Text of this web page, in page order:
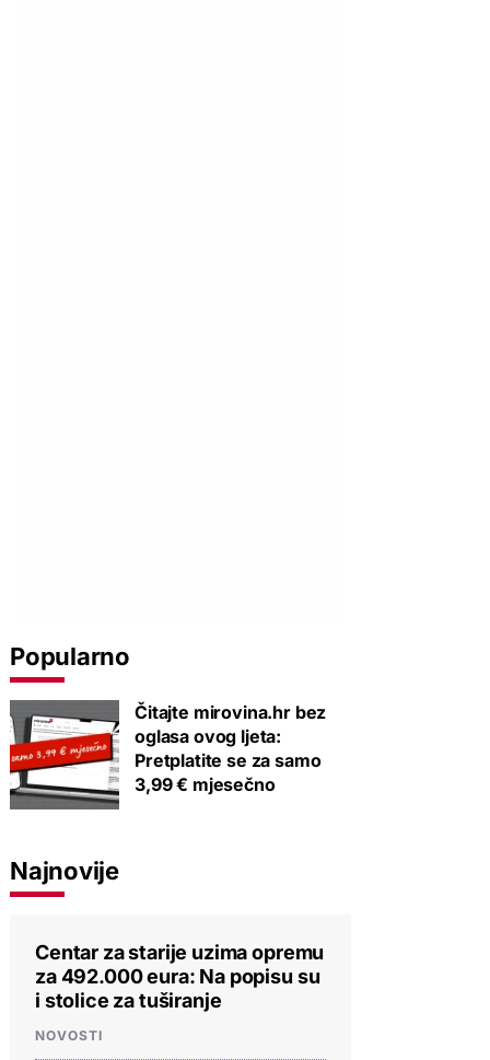
Popularno
Čitajte mirovina.hr bez
oglasa ovog ljeta:
Pretplatite se za samo
3,99 € mjesečno
Najnovije
Centar za starije uzima opremu
za 492.000 eura: Na popisu su
i stolice za tuširanje
NOVOSTI